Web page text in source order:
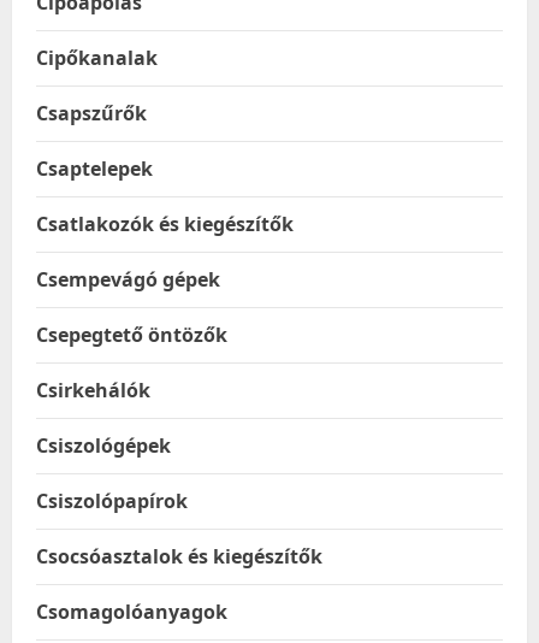
Cipőkanalak
Csapszűrők
Csaptelepek
Csatlakozók és kiegészítők
Csempevágó gépek
Csepegtető öntözők
Csirkehálók
Csiszológépek
Csiszolópapírok
Csocsóasztalok és kiegészítők
Csomagolóanyagok